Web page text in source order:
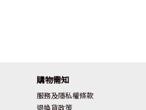
購物需知
服務及隱私權條款
退換貨政策